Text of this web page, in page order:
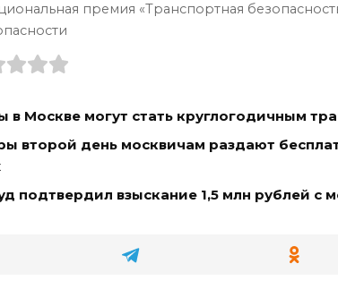
премия «Транспортная
в Москве могут стать круглогодичным
второй день москвичам раздают
подтвердил взыскание 1,5 млн рублей с